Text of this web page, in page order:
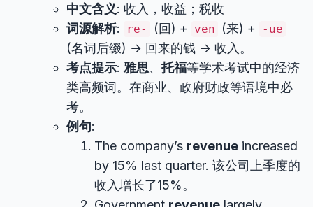
中文含义: 收入，收益；税收
词源解析: re- (回) + ven (来) + -ue
(名词后缀) → 回来的钱 → 收入。
考点提示: 雅思、托福等学术考试中的经济
类高频词。在商业、政府财政等语境中必
考。
例句:
The company’s revenue increased
by 15% last quarter. 该公司上季度的
收入增长了15%。